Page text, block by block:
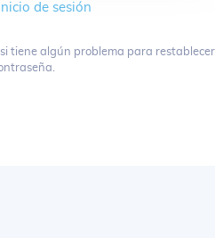
de sesión
tiene algún problema para restablecer